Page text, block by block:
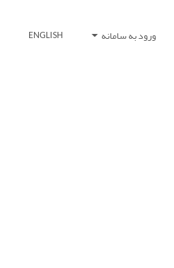
ورود به سامانه ENGLISH